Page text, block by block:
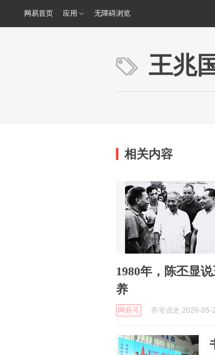
网易首页 应用 无障碍浏览
王兆
相关内容
1980年，陈丕显
养
网易号 帝哥说史 2026-05-